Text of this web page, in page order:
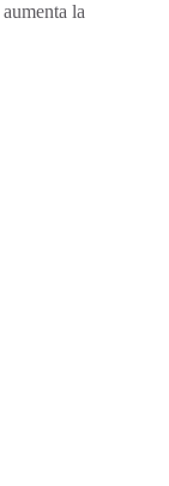
aumenta la